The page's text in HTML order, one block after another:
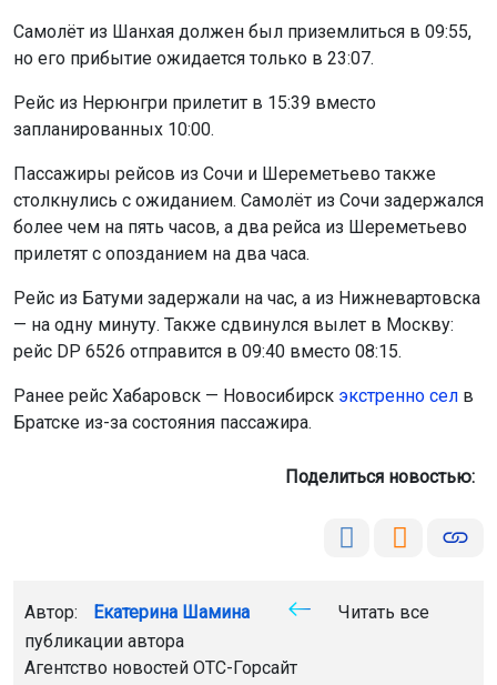
Самолёт из Шанхая должен был приземлиться в 09:55,
но его прибытие ожидается только в 23:07.
Рейс из Нерюнгри прилетит в 15:39 вместо
запланированных 10:00.
Пассажиры рейсов из Сочи и Шереметьево также
столкнулись с ожиданием. Самолёт из Сочи задержался
более чем на пять часов, а два рейса из Шереметьево
прилетят с опозданием на два часа.
Рейс из Батуми задержали на час, а из Нижневартовска
— на одну минуту. Также сдвинулся вылет в Москву:
рейс DP 6526 отправится в 09:40 вместо 08:15.
Ранее рейс Хабаровск — Новосибирск экстренно сел в
Братске из-за состояния пассажира.
Поделиться новостью:
Автор: Екатерина Шамина
Читать все
публикации автора
Агентство новостей ОТС-Горсайт